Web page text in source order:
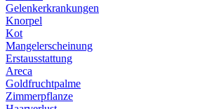
Gelenkerkrankungen
Knorpel
Kot
Mangelerscheinung
Erstausstattung
Areca
Goldfruchtpalme
Zimmerpflanze